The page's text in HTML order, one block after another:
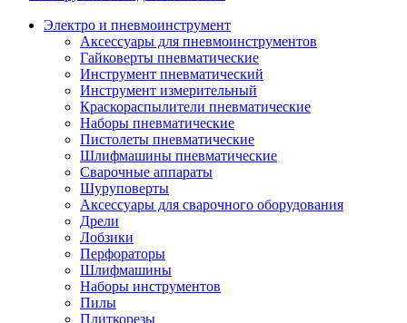
Инструмент ручной
Лопаты
Садово-посадочные инструменты
Садовые ножницы
Садовые пилы и ножи
Секаторы и сучкорезы
Топоры
Баллоны газовые
Мангалы и коптильни
Мебель для сада
Ножницы по металлу
Тележки садовые
Автомобильная техника
Автозвук
Автомагнитолы
Колонки
Электро и пневмоинструмент
Аксессуары для пневмоинструментов
Гайковерты пневматические
Инструмент пневматический
Инструмент измерительный
Краскораспылители пневматические
Наборы пневматические
Пистолеты пневматические
Шлифмашины пневматические
Сварочные аппараты
Шуруповерты
Аксессуары для сварочного оборудования
Дрели
Лобзики
Перфораторы
Шлифмашины
Наборы инструментов
Пилы
Плиткорезы